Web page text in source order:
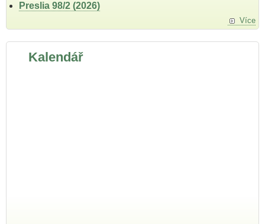
Preslia 98/2 (2026)
Více
Kalendář